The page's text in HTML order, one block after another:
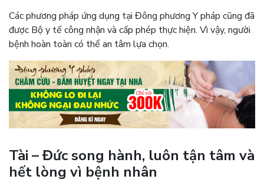
Các phương pháp ứng dụng tại Đông phương Y pháp cũng đã
được Bộ y tế công nhận và cấp phép thực hiện. Vì vậy, người
bệnh hoàn toàn có thể an tâm lựa chọn.
Tài – Đức song hành, luôn tận tâm và
hết lòng vì bệnh nhân